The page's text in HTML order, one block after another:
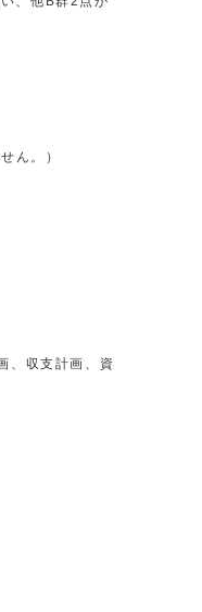
ん。）
、収支計画、資